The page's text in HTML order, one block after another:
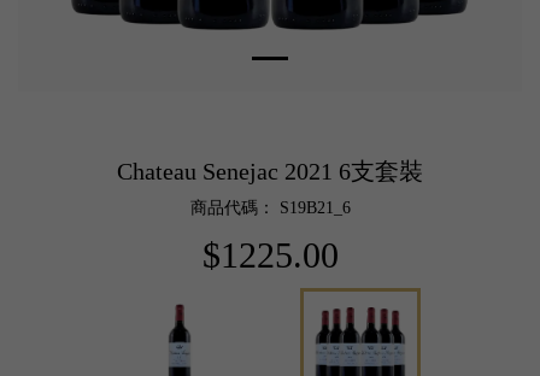
Chateau Senejac 2021 6支套裝
商品代碼： S19B21_6
$1225.00